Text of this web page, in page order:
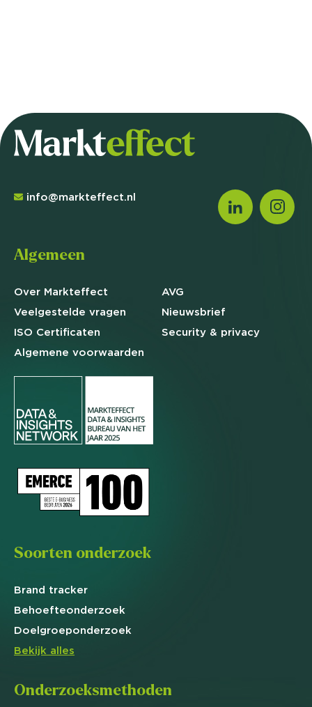
info@markteffect.nl
Algemeen
Over Markteffect
Veelgestelde vragen
ISO Certificaten
Algemene voorwaarden
AVG
Nieuwsbrief
Security & privacy
Soorten onderzoek
Brand tracker
Behoefteonderzoek
Doelgroeponderzoek
Bekijk alles
Onderzoeksmethoden